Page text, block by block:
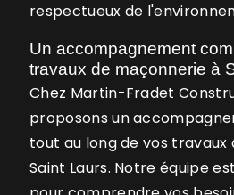
respectueux de
Un accompagnement
travaux de maçonnerie à
Chez Martin-Fradet
proposons un
tout au long de vos travaux
Saint Laurs. Notre équipe